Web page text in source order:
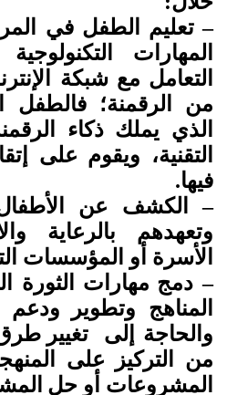
– تعليم الطفل في
المهارات
التعامل مع شبكة
من الرقمنة؛
الذي يملك ذكاء
التقنية، ويقوم على
فيها.
– الكشف عن الأطفال
وتعهدهم بالرعاية
الأسرة أو المؤسسات
– دمج مهارات الثورة
المناهج وتطوير
ودعم
والحاجة إلى
تغيير
من
التركيز على
المشروعات أو حل